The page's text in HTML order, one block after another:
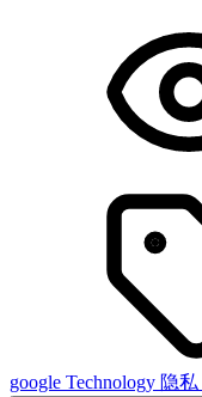
google Technology 隐私